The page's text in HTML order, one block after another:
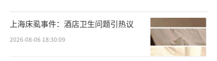
上海床虱事件：酒店卫生问题引热议
2026-08-06 18:30:09